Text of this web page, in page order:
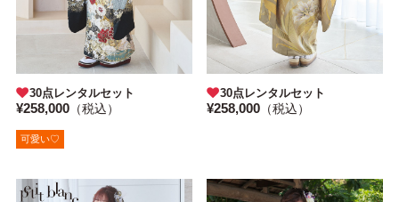
30点レンタルセット
¥258,000（税込）
可愛い♡
30点レンタルセット
¥258,000 （税込）